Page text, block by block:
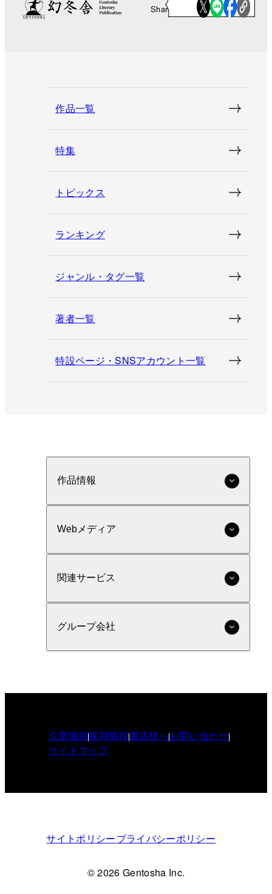
Share
作品一覧
特集
トピックス
ランキング
ジャンル・タグ一覧
著者一覧
特設ページ・SNSアカウント一覧
作品情報
Webメディア
関連サービス
グループ会社
企業情報採用情報書店様へお問い合わせ
サイトマップ
サイトポリシープライバシーポリシー
© 2026 Gentosha Inc.